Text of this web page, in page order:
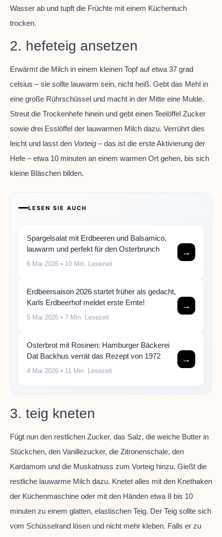
Wasser ab und tupft die Früchte mit einem Küchentuch
trocken.
2. hefeteig ansetzen
Erwärmt die Milch in einem kleinen Topf auf etwa 37 grad
celsius – sie sollte lauwarm sein, nicht heiß. Gebt das Mehl in
eine große Rührschüssel und macht in der Mitte eine Mulde.
Streut die Trockenhefe hinein und gebt einen Teelöffel Zucker
sowie drei Esslöffel der lauwarmen Milch dazu. Verrührt dies
leicht und lasst den Vorteig – das ist die erste Aktivierung der
Hefe – etwa 10 minuten an einem warmen Ort gehen, bis sich
kleine Bläschen bilden.
LESEN SIE AUCH
Spargelsalat mit Erdbeeren und Balsamico,
lauwarm und perfekt für den Osterbrunch
6 Mai 2026 • 10 Min. Lesezeit
→
Erdbeersaison 2026 startet früher als gedacht,
Karls Erdbeerhof meldet erste Ernte!
5 Mai 2026 • 7 Min. Lesezeit
→
Osterbrot mit Rosinen: Hamburger Bäckerei
Dat Backhus verrät das Rezept von 1972
4 Mai 2026 • 11 Min. Lesezeit
→
3. teig kneten
Fügt nun den restlichen Zucker, das Salz, die weiche Butter in
Stückchen, den Vanillezucker, die Zitronenschale, den
Kardamom und die Muskatnuss zum Vorteig hinzu. Gießt die
restliche lauwarme Milch dazu. Knetet alles mit den Knethaken
der Küchenmaschine oder mit den Händen etwa 8 bis 10
minuten zu einem glatten, elastischen Teig. Der Teig sollte sich
vom Schüsselrand lösen und nicht mehr kleben. Falls er zu